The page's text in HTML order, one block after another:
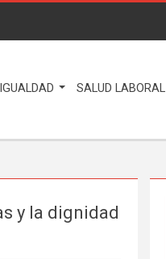
SALUD LABORAL
y la dignidad